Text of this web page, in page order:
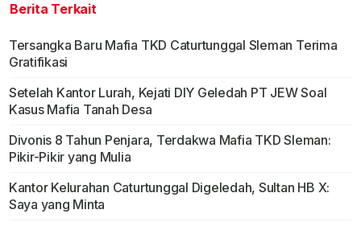
Berita Terkait
Tersangka Baru Mafia TKD Caturtunggal Sleman Terima
Gratifikasi
Setelah Kantor Lurah, Kejati DIY Geledah PT JEW Soal
Kasus Mafia Tanah Desa
Divonis 8 Tahun Penjara, Terdakwa Mafia TKD Sleman:
Pikir-Pikir yang Mulia
Kantor Kelurahan Caturtunggal Digeledah, Sultan HB X:
Saya yang Minta